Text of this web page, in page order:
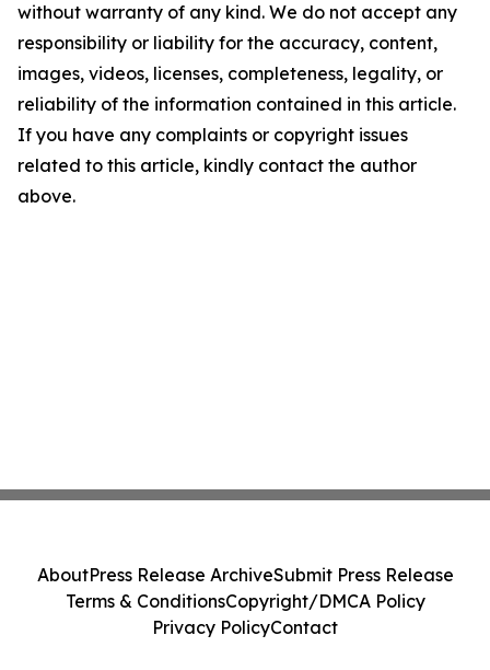
without warranty of any kind. We do not accept any
responsibility or liability for the accuracy, content,
images, videos, licenses, completeness, legality, or
reliability of the information contained in this article.
If you have any complaints or copyright issues
related to this article, kindly contact the author
above.
AboutPress Release ArchiveSubmit Press Release
Terms & ConditionsCopyright/DMCA Policy
Privacy PolicyContact